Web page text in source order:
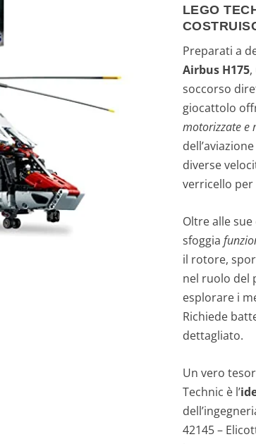
LEGO
Preparati a
Airbus H175,
soccorso
giocattolo
motorizzate e
diverse
verricello
Oltre alle
sfoggia
il rotore,
nel ruolo del
esplorare i
Richiede
dettagliato.
Un vero
Technic è l’
42145 –